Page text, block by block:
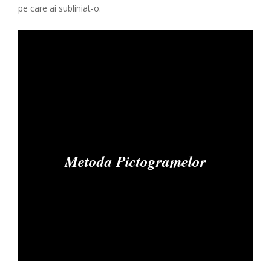
pe care ai subliniat-o.
Metoda Pictogramelor